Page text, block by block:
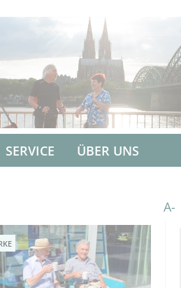
SERVICE ÜBER UNS
A-